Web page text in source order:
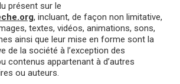
présent sur le
, incluant, de façon non limitative,
textes, vidéos, animations, sons,
ainsi que leur mise en forme sont la
de la société à l’exception des
contenus appartenant à d’autres
ou auteurs.